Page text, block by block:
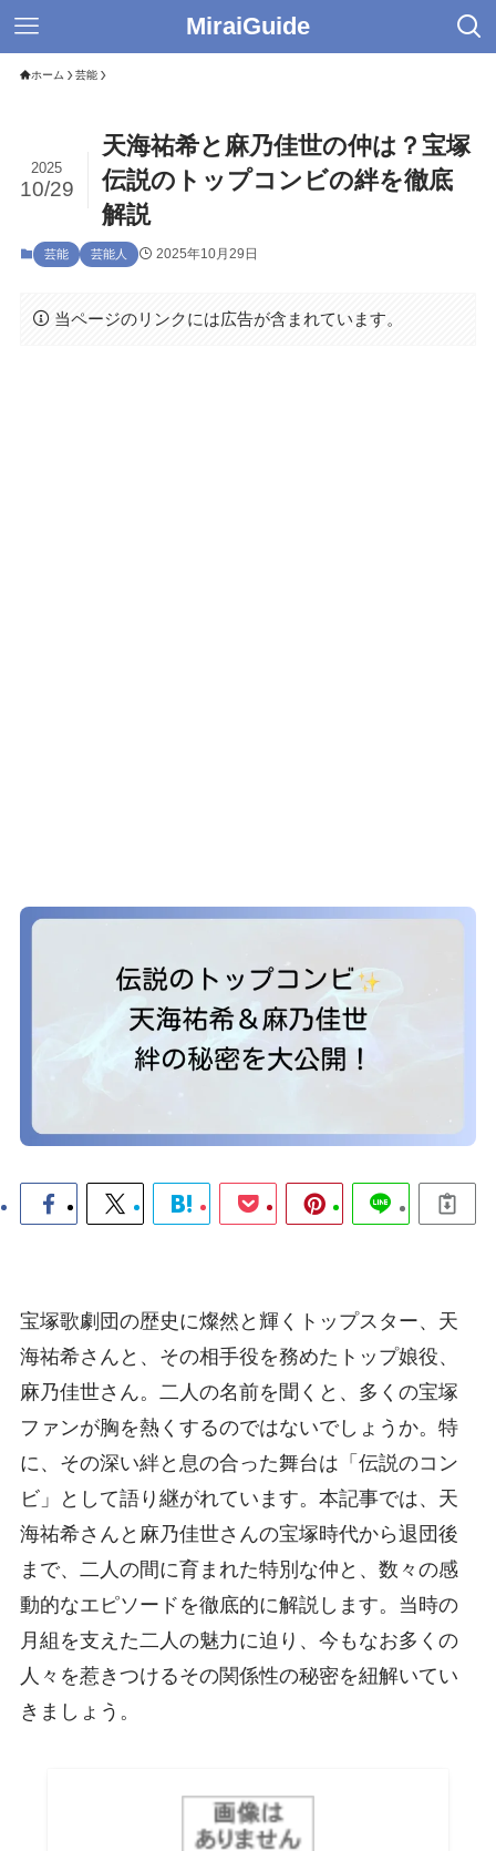
MiraiGuide
ホーム 芸能
天海祐希と麻乃佳世の仲は？宝塚
伝説のトップコンビの絆を徹底
解説
2025
10/29
芸能 芸能人 2025年10月29日
当ページのリンクには広告が含まれています。
宝塚歌劇団の歴史に燦然と輝くトップスター、天
海祐希さんと、その相手役を務めたトップ娘役、
麻乃佳世さん。二人の名前を聞くと、多くの宝塚
ファンが胸を熱くするのではないでしょうか。特
に、その深い絆と息の合った舞台は「伝説のコン
ビ」として語り継がれています。本記事では、天
海祐希さんと麻乃佳世さんの宝塚時代から退団後
まで、二人の間に育まれた特別な仲と、数々の感
動的なエピソードを徹底的に解説します。当時の
月組を支えた二人の魅力に迫り、今もなお多くの
人々を惹きつけるその関係性の秘密を紐解いてい
きましょう。